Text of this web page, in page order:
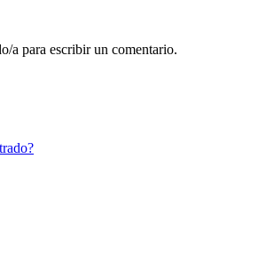
a para escribir un comentario.